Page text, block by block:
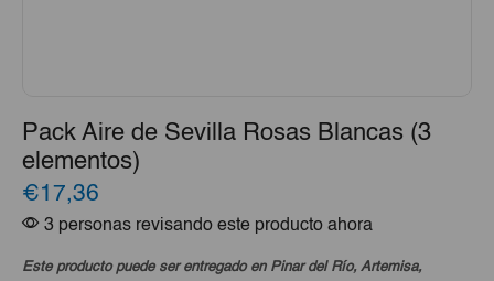
Pack Aire de Sevilla Rosas Blancas (3
elementos)
€17,36
3 personas revisando este producto ahora
Este producto puede ser entregado en Pinar del Río, Artemisa,